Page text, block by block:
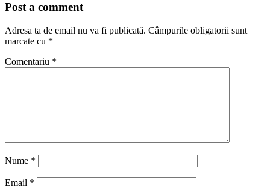
Post a comment
Adresa ta de email nu va fi publicată. Câmpurile obligatorii sunt
marcate cu *
Comentariu *
Nume *
Email *